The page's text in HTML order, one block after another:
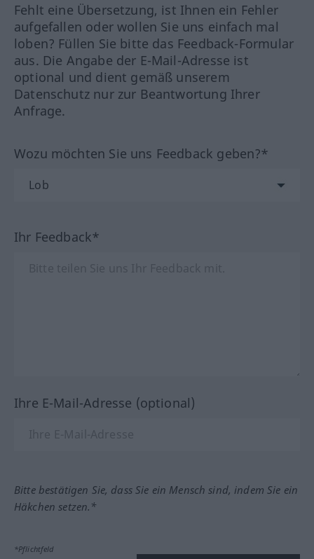
Fehlt eine Übersetzung, ist Ihnen ein Fehler
aufgefallen oder wollen Sie uns einfach mal
loben? Füllen Sie bitte das Feedback-Formular
aus. Die Angabe der E-Mail-Adresse ist
optional und dient gemäß unserem
Datenschutz nur zur Beantwortung Ihrer
Anfrage.
Wozu möchten Sie uns Feedback geben?*
Ihr Feedback*
Ihre E-Mail-Adresse (optional)
Bitte bestätigen Sie, dass Sie ein Mensch sind, indem Sie ein
Häkchen setzen.*
*Pflichtfeld